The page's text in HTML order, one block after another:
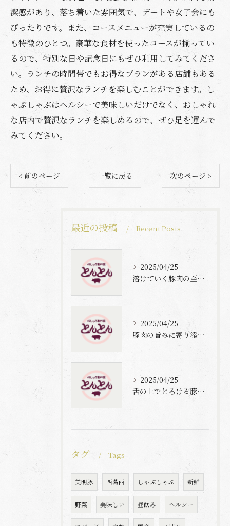
潔感があり、落ち着いた雰囲気で、デートや女子会にも
ぴったりです。また、コースメニューが充実しているの
も特徴のひとつ。豪華な食材を使ったコースが揃ってい
るので、特別な日や記念日にもぜひ利用してみてくださ
い。ランチの時間帯でもお得なプランがある店舗もある
ため、お得に贅沢なランチを楽しむことができます。し
ゃぶしゃぶはヘルシーで美味しいだけでなく、おしゃれ
な店内で贅沢なランチを楽しめるので、ぜひ足を運んで
みてください。
< 前のページ 一覧に戻る 次のページ >
最近の投稿 Recent Posts
2025/04/25
溶けていく豚肉の至福体験
2025/04/25
豚肉の旨みに寄り添う自家製梅出汁の魅力
2025/04/25
舌の上でとろける豚肉と自家製梅出汁の魅力
タグ Tags
美明豚 西葛西 しゃぶしゃぶ 新鮮
野菜 美味しい 昼飲み ヘルシー